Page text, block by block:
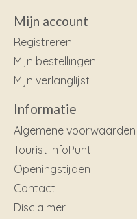
Mijn account
Registreren
Mijn bestellingen
Mijn verlanglijst
Informatie
Algemene voorwaarden
Tourist InfoPunt
Openingstijden
Contact
Disclaimer